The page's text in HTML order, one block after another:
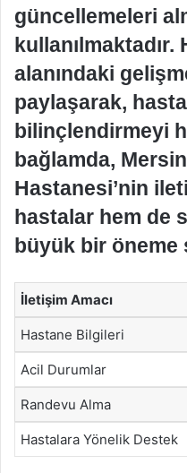
güncellemeleri
kullanılmaktadır.
alanındaki
paylaşarak,
bilinçlendirmeyi
bağlamda,
Hastanesi’nin
hastalar hem de
büyük bir öneme
İletişim Amacı
Hastane Bilgileri
Acil Durumlar
Randevu Alma
Hastalara Yönelik Destek